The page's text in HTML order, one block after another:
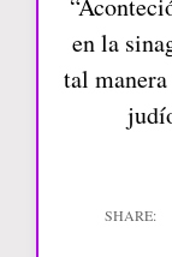
en la
tal